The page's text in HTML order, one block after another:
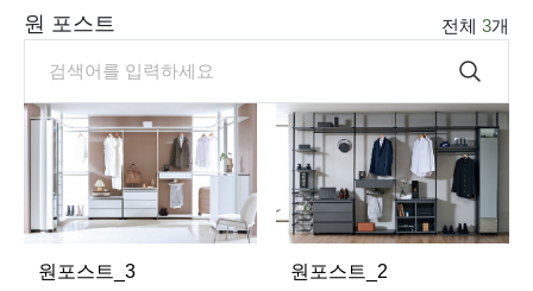
원 포스트 전체 3개
원포스트_3 원포스트_2